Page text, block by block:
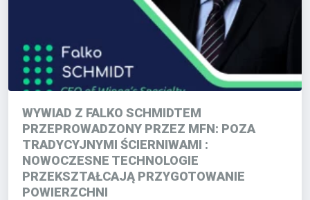
WYWIAD Z FALKO SCHMIDTEM
PRZEPROWADZONY PRZEZ MFN: POZA
TRADYCYJNYMI ŚCIERNIWAMI :
NOWOCZESNE TECHNOLOGIE
PRZEKSZTAŁCAJĄ PRZYGOTOWANIE
POWIERZCHNI